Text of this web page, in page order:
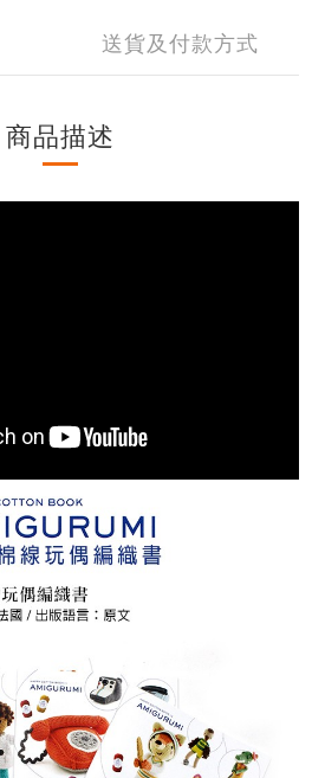
送貨及付款方式
商品描述